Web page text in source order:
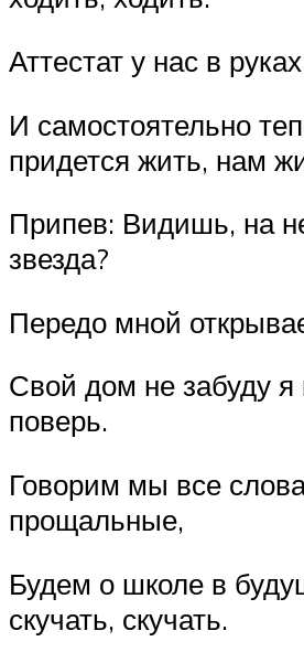
Аттестат у нас в
И самостоятельно
придется жить, нам
Припев: Видишь, на
звезда?
Передо мной
Свой дом не забуду я
поверь.
Говорим мы все
прощальные,
Будем о школе в
скучать, скучать.